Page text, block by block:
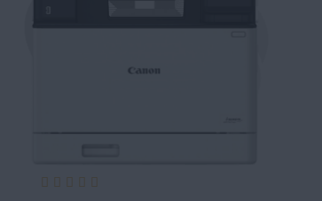
Evaluare: